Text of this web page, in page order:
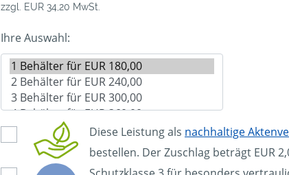
zzgl. EUR 34,20 MwSt.
Ihre Auswahl:
Diese Leistung als nachhaltige
bestellen. Der Zuschlag beträgt EUR